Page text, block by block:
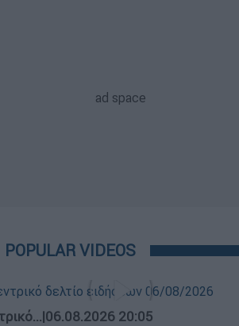
POPULAR VIDEOS
|06.08.2026 20:05